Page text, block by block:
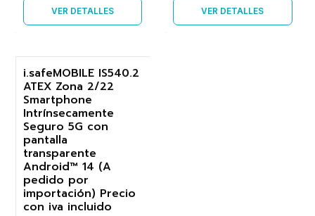
VER DETALLES VER DETALLES
-19%
Agotado
i.safeMOBILE IS540.2
ATEX Zona 2/22
Smartphone
Intrínsecamente
Seguro 5G con
pantalla
transparente
Android™ 14 (A
pedido por
importación) Precio
con iva incluido